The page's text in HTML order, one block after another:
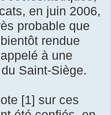
en juin 2006,
probable que
rendue
à une
Saint-Siège.
[1] sur ces